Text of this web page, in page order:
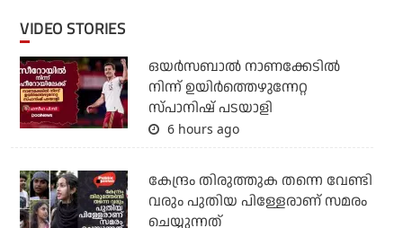
VIDEO STORIES
ഒയര്‍സബാൽ നാണക്കേടിൽ
നിന്ന് ഉയിർത്തെഴുന്നേറ്റ
സ്പാനിഷ് പടയാളി
6 hours ago
കേന്ദ്രം തിരുത്തുക തന്നെ വേണ്ടി
വരും പുതിയ പിള്ളേരാണ് സമരം
ചെയ്യുന്നത്